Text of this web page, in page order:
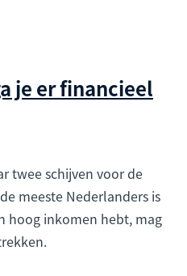
je er financieel
twee schijven voor de
meeste Nederlanders is
hoog inkomen hebt, mag